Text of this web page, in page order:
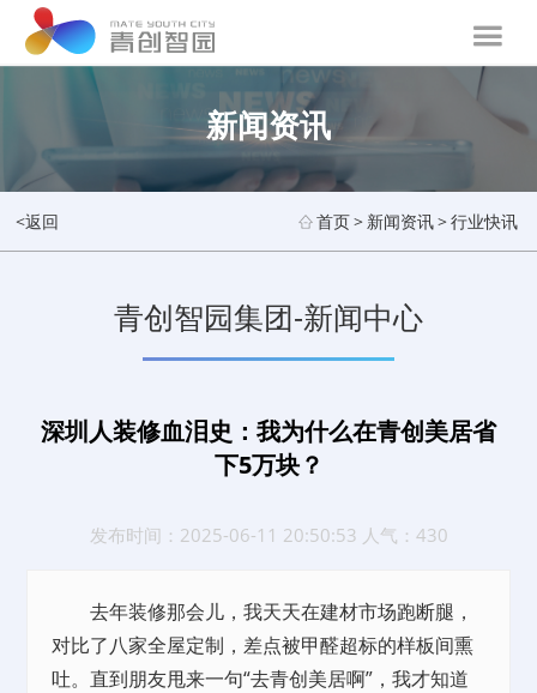
新闻资讯
<返回 首页> 新闻资讯>行业快讯
青创智园集团-新闻中心
深圳人装修血泪史：我为什么在青创美居省
下5万块？
发布时间：2025-06-11 20:50:53 人气：430
去年装修那会儿，我天天在建材市场跑断腿，
对比了八家全屋定制，差点被甲醛超标的样板间熏
吐。直到朋友甩来一句“去青创美居啊”，我才知道